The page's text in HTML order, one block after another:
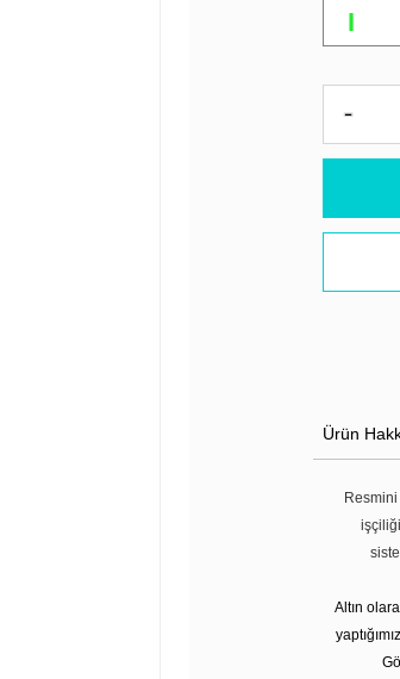
Ürün
Altın